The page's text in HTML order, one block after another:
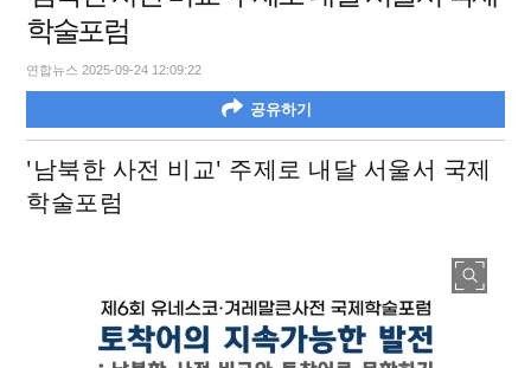
학술포럼
연합뉴스 2025-09-24 12:09:22
공유하기
'남북한 사전 비교' 주제로 내달 서울서 국제
학술포럼